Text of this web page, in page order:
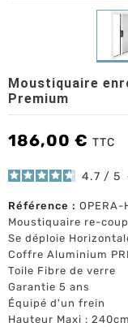
Moustiquaire
Premium
186,00 € TTC
4.7 / 5
Référence :
Moustiquaire re-
Se déploie
Coffre Aluminium
Toile Fibre de verre
Garantie 5 ans
Équipé d'un frein
Hauteur Maxi :